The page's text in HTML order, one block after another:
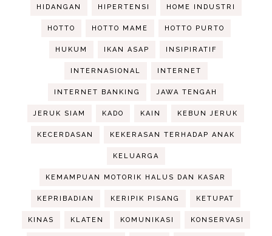
HIDANGAN HIPERTENSI HOME INDUSTRI
HOTTO HOTTO MAME HOTTO PURTO
HUKUM IKAN ASAP INSIPIRATIF
INTERNASIONAL INTERNET
INTERNET BANKING JAWA TENGAH
JERUK SIAM KADO KAIN KEBUN JERUK
KECERDASAN KEKERASAN TERHADAP ANAK
KELUARGA
KEMAMPUAN MOTORIK HALUS DAN KASAR
KEPRIBADIAN KERIPIK PISANG KETUPAT
KINAS KLATEN KOMUNIKASI KONSERVASI